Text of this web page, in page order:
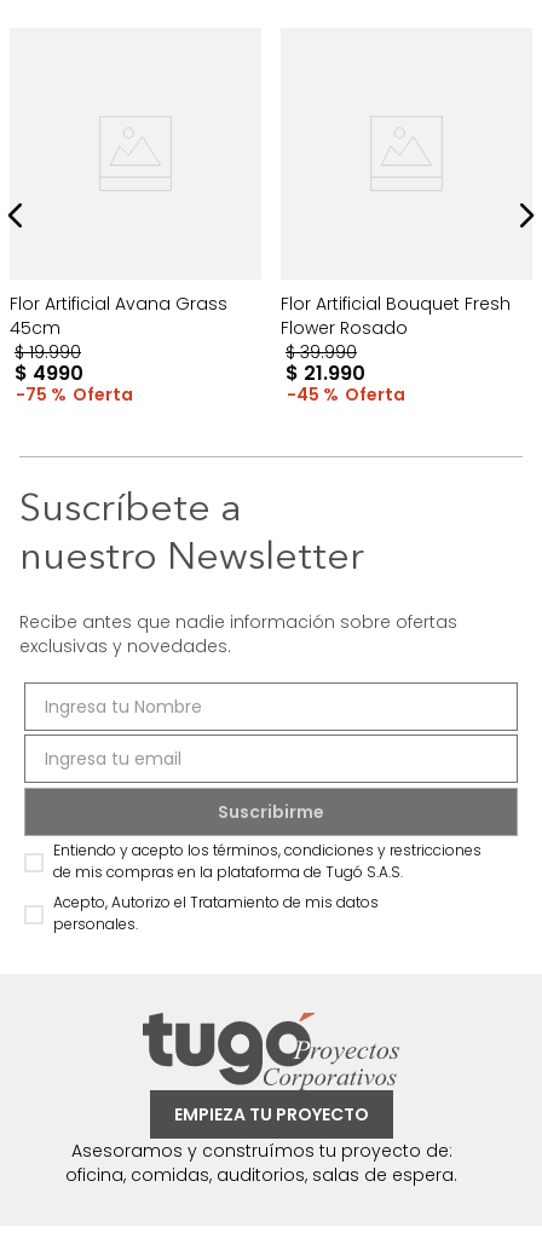
Flor Artificial Avana Grass
45cm
$ 19.990
$ 4990
75 %
Flor Artificial Bouquet Fresh
Flower Rosado
$ 39.990
$ 21.990
45 %
Suscríbete a
nuestro Newsletter
Recibe antes que nadie información sobre ofertas
exclusivas y novedades.
Entiendo y acepto los términos, condiciones y restricciones
de mis compras en la plataforma de Tugó S.A.S.
Acepto, Autorizo el Tratamiento de mis datos
personales.
EMPIEZA TU PROYECTO
Asesoramos y construímos tu proyecto de:
oficina, comidas, auditorios, salas de espera.